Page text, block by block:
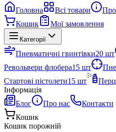
Головна Всі товари
Кошик
Мої замовлення
Категорії
Пневматичні гвинтівки20 шт
Револьвери флобера15 шт
Стартові пістолети15 шт
Інформація
Блог
Про нас
Контакти
Кошик
Кошик порожній